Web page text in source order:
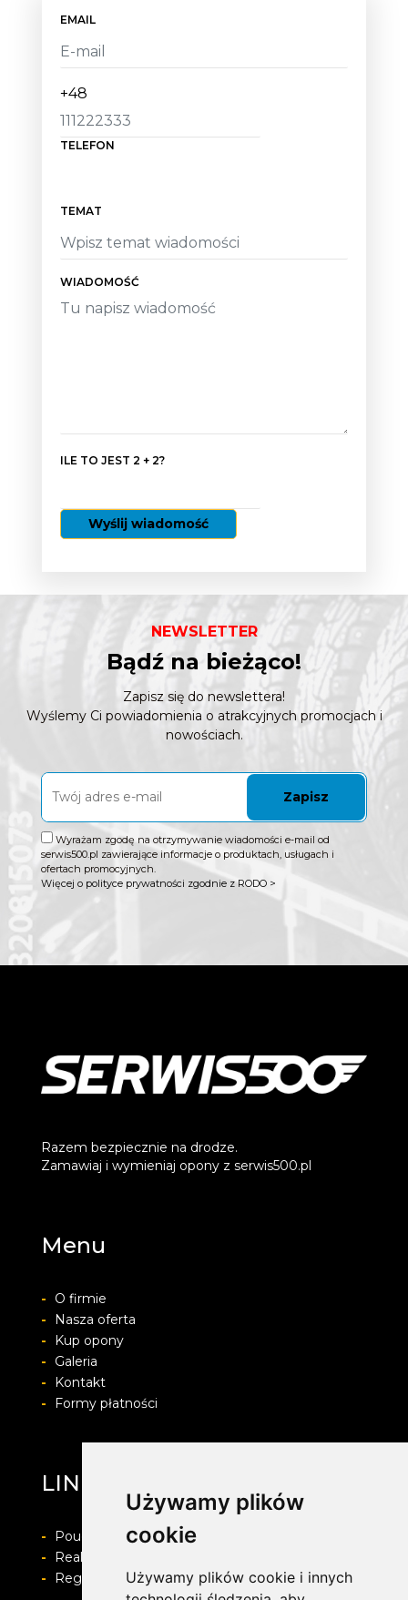
Używamy plików
cookie
Używamy plików cookie i innych
EMAIL
TELEFON
+48
TEMAT
WIADOMOŚĆ
ILE TO JEST 2 + 2?
NEWSLETTER
Bądź na bieżąco!
Zapisz się do newslettera!
Wyślemy Ci powiadomienia o atrakcyjnych promocjach i
nowościach.
Zapisz
Wyrażam zgodę na otrzymywanie wiadomości e-mail od
serwis500.pl zawierające informacje o produktach, usługach i
ofertach promocyjnych.
Więcej o polityce prywatności zgodnie z RODO >
Razem bezpiecznie na drodze.
Zamawiaj i wymieniaj opony z serwis500.pl
Menu
-
O firmie
-
Nasza oferta
-
Kup opony
-
Galeria
-
Kontakt
-
Formy płatności
LINEA
-
Pouczenie o prawie do odstapienia od umowy
-
Realizacja zamówienia i formy płatności
-
Regulamin i Polityka prywatności